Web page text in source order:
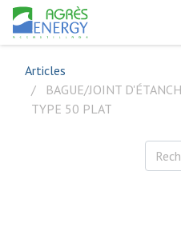
Articles
BAGUE/JOINT
TYPE 50 PLAT